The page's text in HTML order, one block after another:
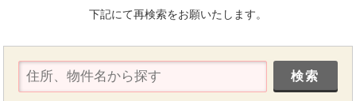
下記にて再検索をお願いたします。